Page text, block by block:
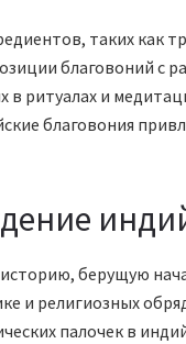
таких как
благовоний с
ритуалах и
благовония
берущую
и религиозных
палочек в